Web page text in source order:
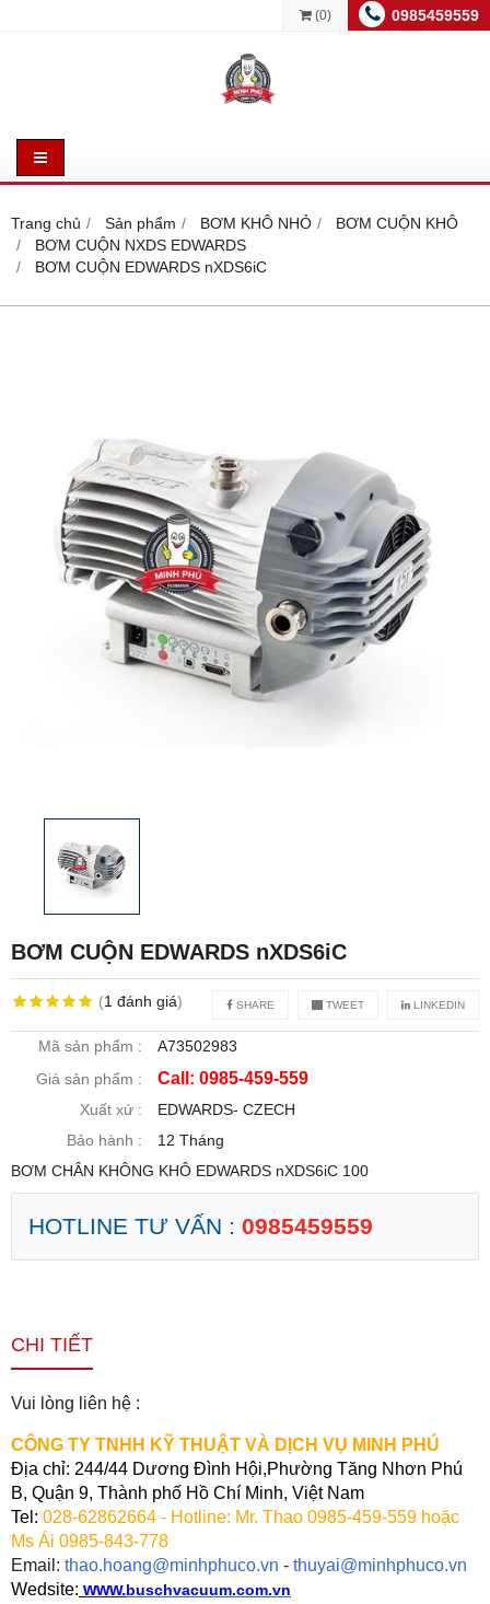
0985459559
(0)
Trang chủ Sản phẩm BƠM KHÔ NHỎ
BƠM CUỘN KHÔ
BƠM CUỘN NXDS EDWARDS
BƠM CUỘN EDWARDS nXDS6iC
BƠM CUỘN EDWARDS nXDS6iC
(1 đánh giá) SHARE TWEET LINKEDIN
Mã sản phẩm :
A73502983
Giá sản phẩm :
Call: 0985-459-559
Xuất xứ :
EDWARDS- CZECH
Bảo hành :
12 Tháng
BƠM CHÂN KHÔNG KHÔ EDWARDS nXDS6iC 100
HOTLINE TƯ VẤN : 0985459559
CHI TIẾT
Vui lòng liên hệ :
CÔNG TY TNHH KỸ THUẬT VÀ DỊCH VỤ MINH PHÚ
Địa chỉ: 244/44 Dương Đình Hội,Phường Tăng Nhơn Phú
B, Quận 9, Thành phố Hồ Chí Minh, Việt Nam
Tel: 028-62862664 - Hotline: Mr. Thao 0985-459-559 hoặc
Ms Ái 0985-843-778
Email: thao.hoang@minhphuco.vn - thuyai@minhphuco.vn
Wedsite: www.buschvacuum.com.vn